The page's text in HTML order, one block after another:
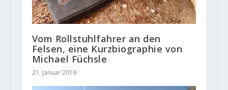
Vom Rollstuhlfahrer an den
Felsen, eine Kurzbiographie von
Michael Füchsle
21. Januar 2019